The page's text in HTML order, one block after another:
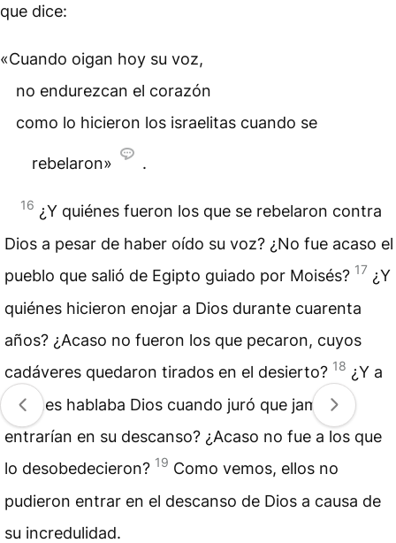
que dice:
«Cuando oigan hoy su voz,
no endurezcan el corazón
como lo hicieron los israelitas cuando se
rebelaron» .
16 ¿Y quiénes fueron los que se rebelaron contra
Dios a pesar de haber oído su voz? ¿No fue acaso el
pueblo que salió de Egipto guiado por Moisés? 17 ¿Y
quiénes hicieron enojar a Dios durante cuarenta
años? ¿Acaso no fueron los que pecaron, cuyos
cadáveres quedaron tirados en el desierto? 18 ¿Y a
quiénes hablaba Dios cuando juró que jamás
entrarían en su descanso? ¿Acaso no fue a los que
lo desobedecieron? 19 Como vemos, ellos no
pudieron entrar en el descanso de Dios a causa de
su incredulidad.